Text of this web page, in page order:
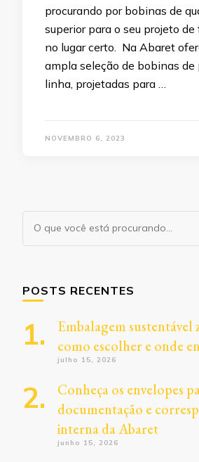
procurando por bobinas de
superior para o seu projeto de
no lugar certo. Na Abaret
ampla seleção de bobinas de
linha, projetadas para …
NOVEMBRO 6, 2023
Procurando
algo?
POSTS RECENTES
Embalagem sustentável
como escolher e onde
julho 15, 2026
Conheça os envelopes
documentação e
interna da Abaret
junho 15, 2026